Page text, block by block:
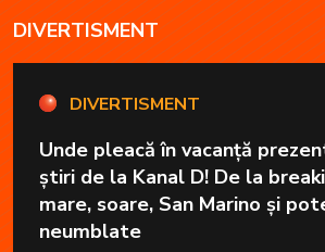
DIVERTISMENT
DIVERTISMENT
Unde pleacă în vacanță
știri de la Kanal D! De la
mare, soare, San Marino și
neumblate